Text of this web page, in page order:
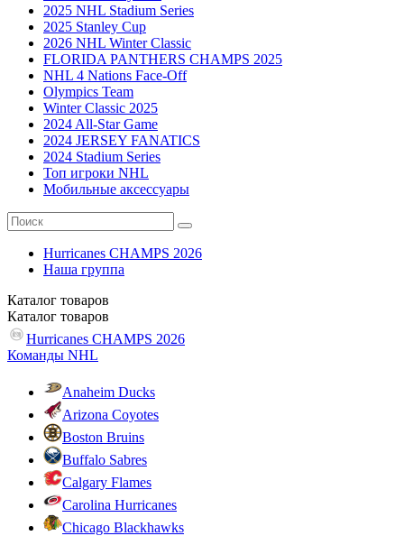
2025 NHL Stadium Series
2025 Stanley Cup
2026 NHL Winter Classic
FLORIDA PANTHERS CHAMPS 2025
NHL 4 Nations Face-Off
Olympics Team
Winter Classic 2025
2024 All-Star Game
2024 JERSEY FANATICS
2024 Stadium Series
Топ игроки NHL
Мобильные аксессуары
Hurricanes CHAMPS 2026
Наша группа
Каталог товаров
Каталог товаров
Hurricanes CHAMPS 2026
Команды NHL
Anaheim Ducks
Arizona Coyotes
Boston Bruins
Buffalo Sabres
Calgary Flames
Carolina Hurricanes
Chicago Blackhawks